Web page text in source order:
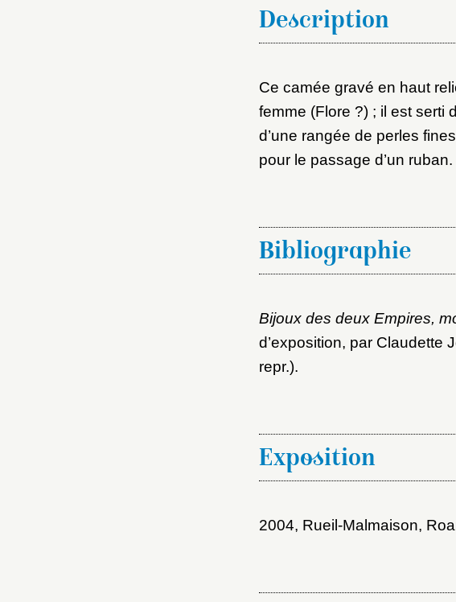
Description
Ce camée gravé en haut
femme (Flore ?) ; il est serti
d’une rangée de perles
pour le passage d’un ruban.
Bibliographie
Bijoux des deux Empires,
d’exposition, par Claudette
repr.).
Exposition
2004, Rueil-Malmaison,